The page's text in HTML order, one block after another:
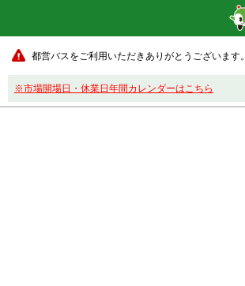
都営バスをご利用いただきありがとうございます。
※市場開場日・休業日年間カレンダーはこちら